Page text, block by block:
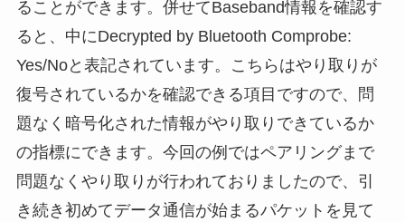
ることができます。併せてBaseband情報を確認す
ると、中にDecrypted by Bluetooth Comprobe:
Yes/Noと表記されています。こちらはやり取りが
復号されているかを確認できる項目ですので、問
題なく暗号化された情報がやり取りできているか
の指標にできます。今回の例ではペアリングまで
問題なくやり取りが行われておりましたので、引
き続き初めてデータ通信が始まるパケットを見て